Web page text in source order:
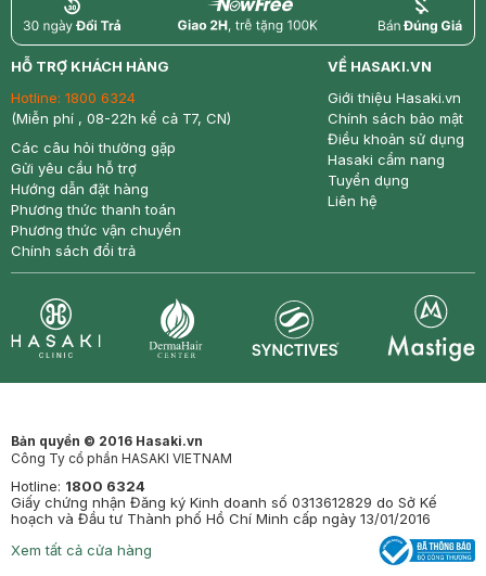
return nowfree price
HỖ TRỢ KHÁCH HÀNG
Hotline: 1800 6324
(Miễn phí , 08-22h kể cả T7, CN)
Các câu hỏi thường gặp
Gửi yêu cầu hỗ trợ
Hướng dẫn đặt hàng
Phương thức thanh toán
Phương thức vận chuyển
Chính sách đổi trả
VỀ HASAKI.VN
Giới thiệu Hasaki.vn
Chính sách bảo mật
Điều khoản sử dụng
Hasaki cẩm nang
Tuyển dụng
Liên hệ
Bản quyền © 2016 Hasaki.vn
Công Ty cổ phần HASAKI VIETNAM
Hotline: 1800 6324
Giấy chứng nhận Đăng ký Kinh doanh số 0313612829 do Sở Kế
hoạch và Đầu tư Thành phố Hồ Chí Minh cấp ngày 13/01/2016
Xem tất cả cửa hàng